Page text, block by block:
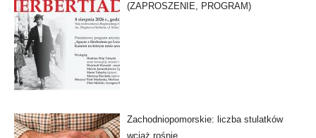
(ZAPROSZENIE, PROGRAM)
Zachodniopomorskie: liczba stulatków
wciąż rośnie